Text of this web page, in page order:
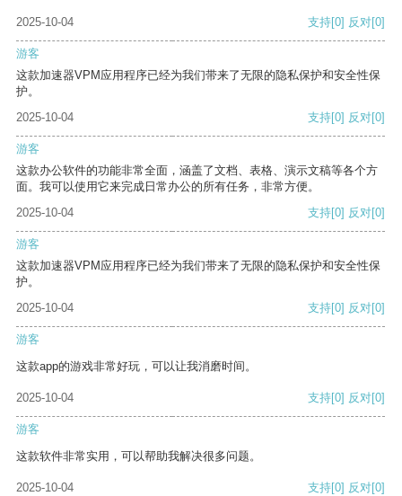
2025-10-04 支持[0] 反对[0]
游客
这款加速器VPM应用程序已经为我们带来了无限的隐私保护和安全性保
护。
2025-10-04
支持[0] 反对[0]
游客
这款办公软件的功能非常全面，涵盖了文档、表格、演示文稿等各个方
面。我可以使用它来完成日常办公的所有任务，非常方便。
2025-10-04
支持[0] 反对[0]
游客
这款加速器VPM应用程序已经为我们带来了无限的隐私保护和安全性保
护。
2025-10-04
支持[0] 反对[0]
游客
这款app的游戏非常好玩，可以让我消磨时间。
2025-10-04 支持[0] 反对[0]
游客
这款软件非常实用，可以帮助我解决很多问题。
2025-10-04 支持[0] 反对[0]